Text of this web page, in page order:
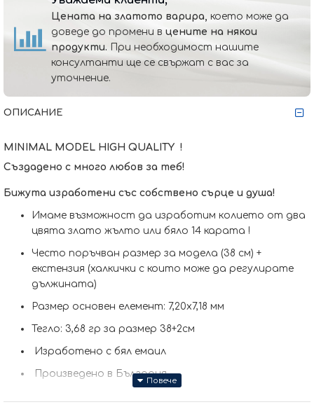
Цената на златото варира, което може да
доведе до промени в цените на някои
продукти. При необходимост нашите
консултанти ще се свържат с вас за
уточнение.
ОПИСАНИЕ
MINIMAL MODEL HIGH QUALITY !
Създадено с много любов за теб!
Бижута изработени със собствено сърце и душа!
Имаме възможност да изработим кoлието от два
цвята злато жълто или бяло 14 карата !
Често поръчван размер за модела (38 см) +
екстензия (халкички с които може да регулирате
дължината)
Размер основен елемент: 7,20x7,18 мм
Тегло: 3,68 гр за размер 38+2см
Изработено с бял емаил
Произведено в България